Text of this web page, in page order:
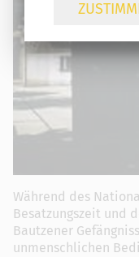
Während des
Besatzungszeit und
Bautzener
unmenschlichen